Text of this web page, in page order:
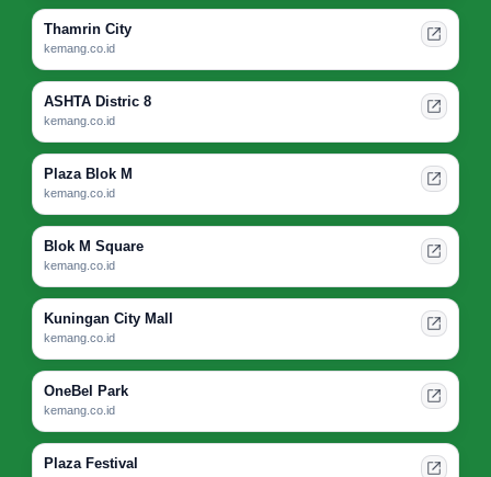
Thamrin City
kemang.co.id
ASHTA Distric 8
kemang.co.id
Plaza Blok M
kemang.co.id
Blok M Square
kemang.co.id
Kuningan City Mall
kemang.co.id
OneBel Park
kemang.co.id
Plaza Festival